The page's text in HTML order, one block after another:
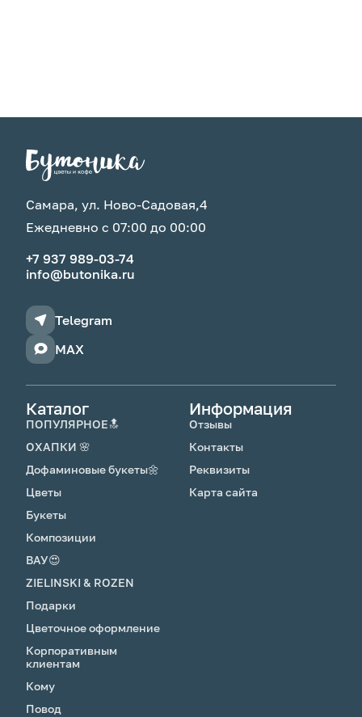
Самара, ул. Ново-Садовая,4
Ежедневно с 07:00 до 00:00
+7 937 989-03-74
info@butonika.ru
Telegram
MAX
Каталог
ПОПУЛЯРНОЕ🔝
ОХАПКИ 🌸
Дофаминовые букеты🌼
Цветы
Букеты
Композиции
ВАУ😍
ZIELINSKI & ROZEN
Подарки
Цветочное оформление
Корпоративным
клиентам
Кому
Повод
Информация
Отзывы
Контакты
Реквизиты
Карта сайта